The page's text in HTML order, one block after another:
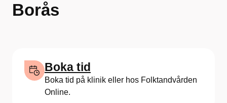
Borås
Boka tid
Boka tid på klinik eller hos Folktandvården
Online.